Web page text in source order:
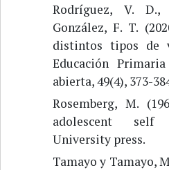
Rodríguez, V.
González, F. T.
distintos tipos de
Educación
abierta, 49(4), 373-
Rosemberg, M.
adolescent self
University press.
Tamayo y Tamayo,